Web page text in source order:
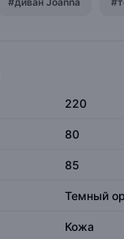
220
80
85
Темный
Кожа